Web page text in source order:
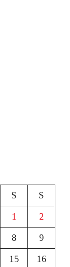
S S
1 2
8 9
15 16